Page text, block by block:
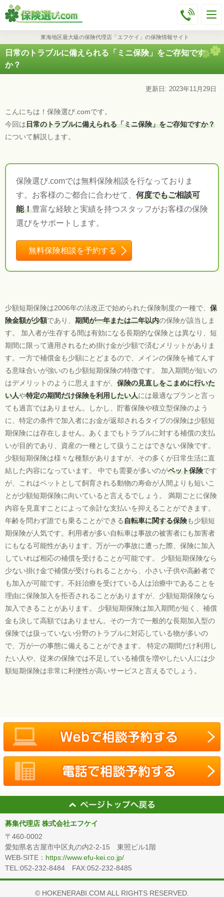
東海地区最大級の保険代理店「エフケイ」の保険情報サイト
日常のトラブルに備えられる「ミニ保険」をご存知です
か？
更新日: 2023年11月29日
こんにちは！保険選び.comです。
今回は日常のトラブルに備えられる「ミニ保険」をご存知ですか？
について解説します。
保険選び.comでは無料保険相談を行なっておりま
す。お客様のご都合に合わせて、 何度でもご相談可
能！豊富な経験と実績を持つスタッフがお客様の保険
選びをサポートします。
無料保険相談を予約する
少額短期保険は2006年の法改正で始められた保険制度の一種で、 保
険金額が少額であり、 期間が一年または二年以内の保険が該当しま
す。 加入者が生存する間は有効になる長期的な保険とは異なり、短
期間に限って適用されるため掛け金が少額で済むメリットがありま
す。一方で補償金も少額にとどまるので、メインの保険を補てんす
る意味合いが強いのも少額短期保険の特徴です。 加入期間が短いの
はデメリットのように思えますが、 保険の見直しをこまめに行いた
い人や特定の期間だけ保険を利用したい人には最適なプランと言っ
ても過言ではありません。しかし、貯蓄保険や積立型保険のよう
に、特定の条件で加入者にお金が返却されるタイプの保険は少額短
期保険には存在しません。あくまでもトラブルに対する補償の支払
いが目的であり、資産の一種として扱うことはできない保険です。
少額短期保険は様々な種類がありますが、その多くが日常生活に直
結した内容になっています。 中でも需要が多いのがペット保険です
が、これはペットとして飼育される動物の寿命が人間よりも短いこ
とが少額短期保険に向いていると言えるでしょう。 満期ごとに保険
内容を見直すことによって余計な支払いを抑えることができます。
年齢を問わず誰でも乗ることができる自転車に関する保険も少額短
期保険が人気です。利用者が多い自転車は事故の被害者にも加害者
にもなる可能性があります。万が一の事故に遭った際、保険に加入
していれば相応の補償を受けることが可能です。 少額短期保険なら
少ない掛け金で補償が受けられることから、小さい子供や高齢者で
も加入が可能です。不妊治療を受けている人は治療中であることを
理由に保険加入を拒否されることがありますが、少額短期保険なら
加入できることがあります。 少額短期保険は加入期間が短く、補償
金も決して高額ではありません。その一方で一般的な長期加入型の
保険では扱っていない分野のトラブルに対応している物が多いの
で、万が一の事態に備えることができます。 特定の期間だけ利用し
たい人や、従来の保険では不足している補償を増やしたい人には少
額短期保険は非常に利便性が高いサービスと言えるでしょう。
募集代理店 株式会社エフケイ
〒460-0002
愛知県名古屋市中区丸の内2-2-15 東照ビル1階
WEB-SITE： https://www.efu-kei.co.jp/
TEL:052-232-8484 FAX:052-232-8485
© HOKENERABI.COM ALL RIGHTS RESERVED.